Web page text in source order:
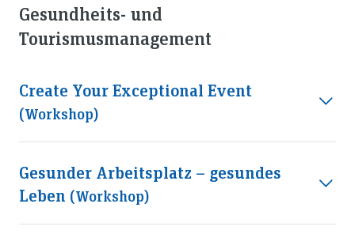
Gesundheits- und
Tourismusmanagement
Create Your Exceptional Event
(workshop)
Gesunder Arbeitsplatz – gesundes
Leben (workshop)